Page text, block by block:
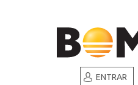
ENTRAR